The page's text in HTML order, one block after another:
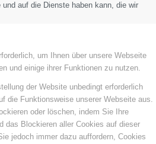
auf die Dienste haben kann, die wir
um Ihnen über unsere Webseite
und einige ihrer Funktionen zu nutzen.
der Website unbedingt erforderlich
die Funktionsweise unserer Webseite aus.
oder löschen, indem Sie Ihre
das Blockieren aller Cookies auf dieser
jedoch immer dazu auffordern, Cookies